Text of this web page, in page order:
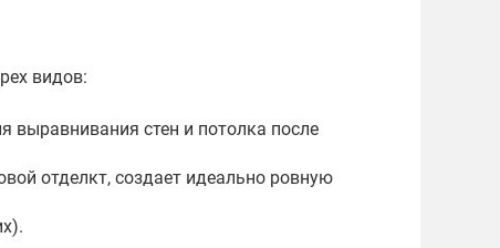
видов:
выравнивания стен и потолка после
отделкт, создает идеально ровную